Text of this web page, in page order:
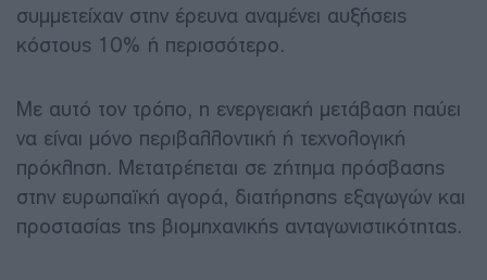
συμμετείχαν στην έρευνα αναμένει αυξήσεις
κόστους 10% ή περισσότερο.
Με αυτό τον τρόπο, η ενεργειακή μετάβαση παύει
να είναι μόνο περιβαλλοντική ή τεχνολογική
πρόκληση. Μετατρέπεται σε ζήτημα πρόσβασης
στην ευρωπαϊκή αγορά, διατήρησης εξαγωγών και
προστασίας της βιομηχανικής ανταγωνιστικότητας.